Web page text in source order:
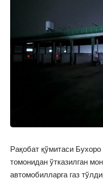
Рақобат қўмитаси
томонидан ўтказилган
автомобилларга газ